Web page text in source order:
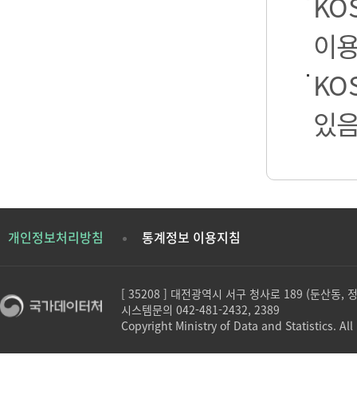
이
있
개인정보처리방침 통계정보 이용지침
[ 35208 ] 대전광역시 서구 청사로 189 (둔산동,
시스템문의 042-481-2432, 2389
Copyright Ministry of Data and Statistics.